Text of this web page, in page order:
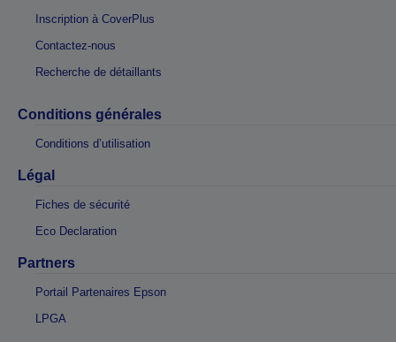
Inscription à CoverPlus
Contactez-nous
Recherche de détaillants
Conditions générales
Conditions d’utilisation
Légal
Fiches de sécurité
Eco Declaration
Partners
Portail Partenaires Epson
LPGA